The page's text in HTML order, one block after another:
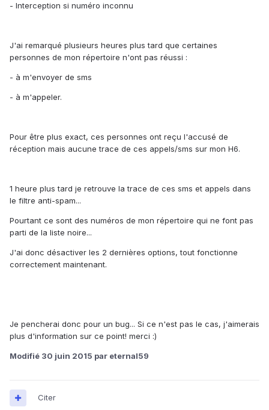
- Interception si numéro inconnu
J'ai remarqué plusieurs heures plus tard que certaines
personnes de mon répertoire n'ont pas réussi :
- à m'envoyer de sms
- à m'appeler.
Pour être plus exact, ces personnes ont reçu l'accusé de
réception mais aucune trace de ces appels/sms sur mon H6.
1 heure plus tard je retrouve la trace de ces sms et appels dans
le filtre anti-spam...
Pourtant ce sont des numéros de mon répertoire qui ne font pas
parti de la liste noire...
J'ai donc désactiver les 2 dernières options, tout fonctionne
correctement maintenant.
Je pencherai donc pour un bug... Si ce n'est pas le cas, j'aimerais
plus d'information sur ce point! merci :)
Modifié 30 juin 2015 par eternal59
Citer